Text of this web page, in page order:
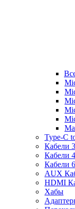
Type-C
Кабели
Кабели
Кабели
AUX
HDMI
Хабы